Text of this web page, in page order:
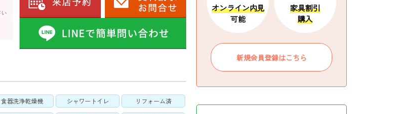
食器洗浄乾燥機 シャワートイレ リフォーム済
オンライン内見
可能
家具割引
購入
新規会員登録はこちら